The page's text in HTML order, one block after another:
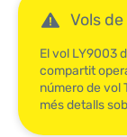
Vols
El vol LY9003
compartit
número de vol
més detalls